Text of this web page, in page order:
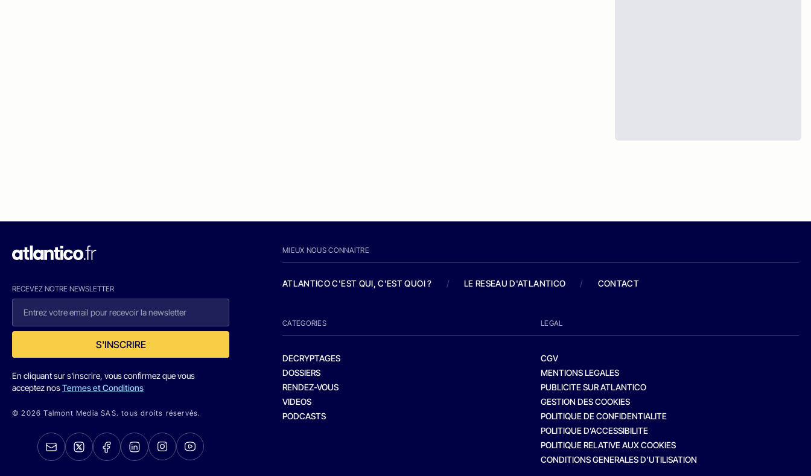
RECEVEZ NOTRE NEWSLETTER
S'INSCRIRE
En cliquant sur s'inscrire, vous confirmez que vous
acceptez nosTermes et Conditions
© 2026 Talmont Media SAS. tous droits réservés.
MIEUX NOUS CONNAITRE
ATLANTICO C'EST QUI, C'EST QUOI ? / LE RESEAU D'ATLANTICO / CONTACT
CATEGORIES
DECRYPTAGES
DOSSIERS
RENDEZ-VOUS
VIDEOS
PODCASTS
LEGAL
CGV
MENTIONS LEGALES
PUBLICITE SUR ATLANTICO
GESTION DES COOKIES
POLITIQUE DE CONFIDENTIALITE
POLITIQUE D’ACCESSIBILITE
POLITIQUE RELATIVE AUX COOKIES
CONDITIONS GENERALES D’UTILISATION